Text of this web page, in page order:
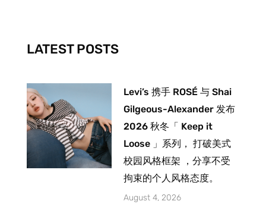
-
f
m
LATEST POSTS
Levi’s 携手 ROSÉ 与 Shai
Gilgeous-Alexander 发布
2026 秋冬「 Keep it
Loose 」系列， 打破美式
校园风格框架 ，分享不受
拘束的个人风格态度。
August 4, 2026